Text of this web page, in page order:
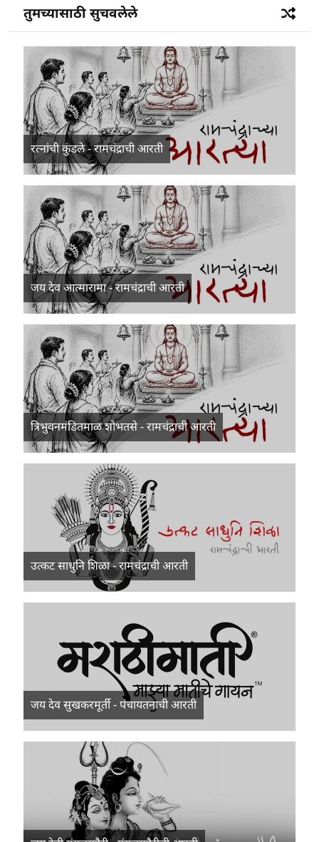
तुमच्यासाठी सुचवलेले
रत्नांची कुंडले - रामचंद्राची आरती
जय देव आत्मारामा - रामचंद्राची आरती
त्रिभुवनमंडितमाळ शोभतसे - रामचंद्राची आरती
उत्कट साधुनि शिळा - रामचंद्राची आरती
जय देव सुखकरमूर्ती - पंचायतनाची आरती